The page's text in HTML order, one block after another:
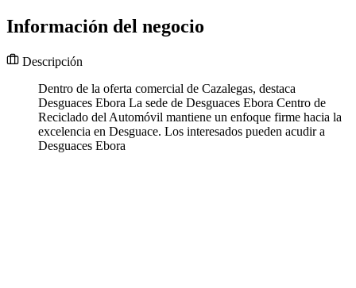
Información del negocio
Descripción
Dentro de la oferta comercial de Cazalegas, destaca
Desguaces Ebora La sede de Desguaces Ebora Centro de
Reciclado del Automóvil mantiene un enfoque firme hacia la
excelencia en Desguace. Los interesados pueden acudir a
Desguaces Ebora